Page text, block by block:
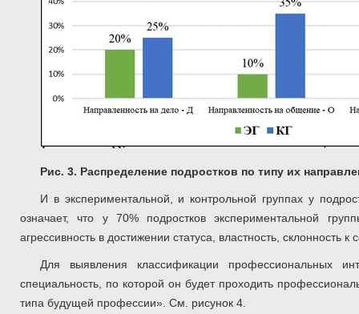
Рис. 3. Распределение подростков по типу их
И в экспериментальной, и контрольной группах у
означает, что у 70% подростков экспериментальной
агрессивность в достижении статуса, властность, склонность
Для выявления классификации профессиональных
специальность, по которой он будет проходить
типа будущей профессии». См. рисунок 4.